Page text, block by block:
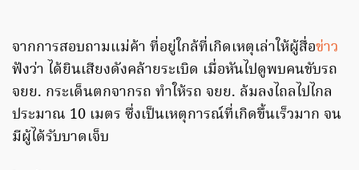
จากการสอบถามแม่ค้า ที่อยู่ใกล้ที่เกิดเหตุเล่าให้ผู้สื่อข่าว
ฟังว่า ได้ยินเสียงดังคล้ายระเบิด เมื่อหันไปดูพบคนขับรถ
จยย. กระเด็นตกจากรถ ทำให้รถ จยย. ล้มลงไถลไปไกล
ประมาณ 10 เมตร ซึ่งเป็นเหตุการณ์ที่เกิดขึ้นเร็วมาก จน
มีผู้ได้รับบาดเจ็บ